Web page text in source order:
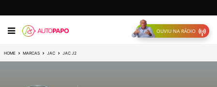
OUVIU NA RÁDIO
HOME MARCAS JAC JAC J2